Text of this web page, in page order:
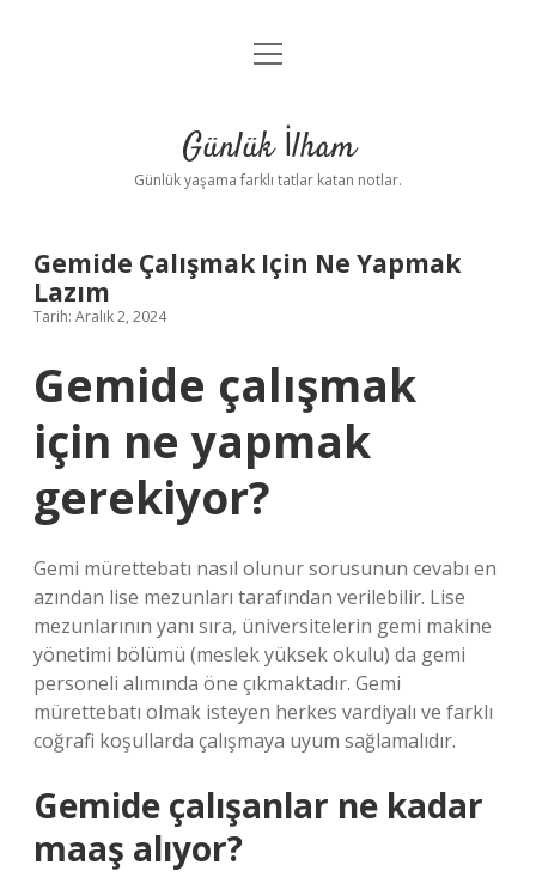
Anasayfa
Yasal Uyarı
menüyü
Günlük İlham
Günlük yaşama farklı tatlar katan notlar.
Gemide Çalışmak Için Ne Yapmak
Lazım
Tarih: Aralık 2, 2024
Gemide çalışmak
için ne yapmak
gerekiyor?
Gemi mürettebatı nasıl olunur sorusunun cevabı en
azından lise mezunları tarafından verilebilir. Lise
mezunlarının yanı sıra, üniversitelerin gemi makine
yönetimi bölümü (meslek yüksek okulu) da gemi
personeli alımında öne çıkmaktadır. Gemi
mürettebatı olmak isteyen herkes vardiyalı ve farklı
coğrafi koşullarda çalışmaya uyum sağlamalıdır.
Gemide çalışanlar ne kadar
maaş alıyor?